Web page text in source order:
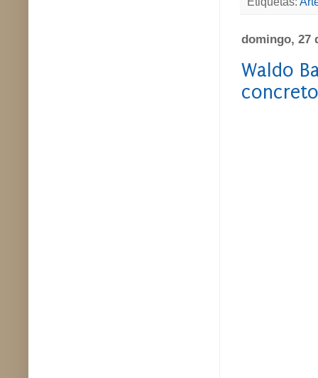
domingo, 27
Waldo